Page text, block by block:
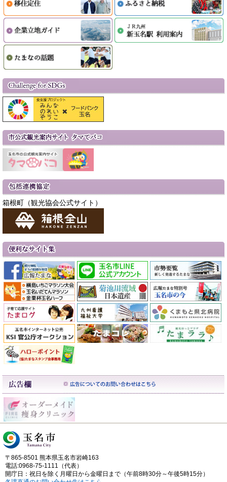
箱根町（観光協会公式サイト）
〒865-8501 熊本県玉名市岩崎163
電話:0968-75-1111（代表）
開庁日：祝日を除く月曜日から金曜日まで（午前8時30分～午後5時15分）